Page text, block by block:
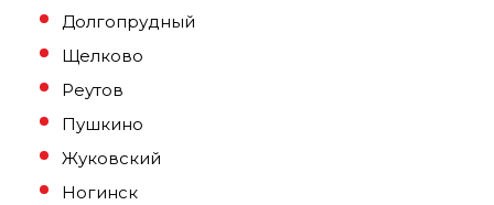
Долгопрудный
Щелково
Реутов
Пушкино
Жуковский
Ногинск